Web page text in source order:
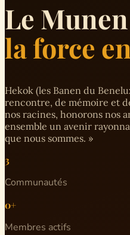
Le
la force
Hekok (les Banen du
rencontre, de mémoire et
nos racines, honorons nos
ensemble un avenir
que nous sommes. »
3
Communautés
0+
Membres actifs